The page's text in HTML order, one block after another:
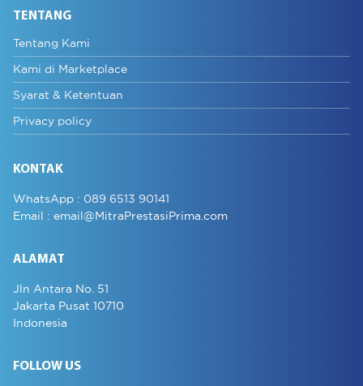
TENTANG
Tentang Kami
Kami di Marketplace
Syarat & Ketentuan
Privacy policy
KONTAK
WhatsApp : 089 6513 90141
Email : email@MitraPrestasiPrima.com
ALAMAT
Jln Antara No. 51
Jakarta Pusat 10710
Indonesia
FOLLOW US